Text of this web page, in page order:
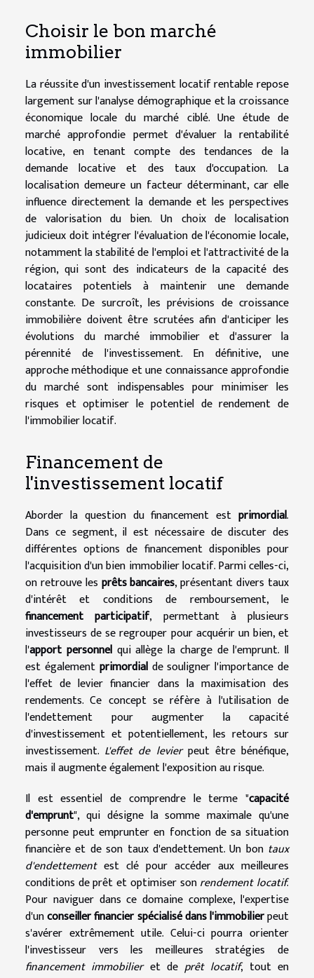
Choisir le bon marché
immobilier
La réussite d'un investissement locatif rentable repose
largement sur l'analyse démographique et la croissance
économique locale du marché ciblé. Une étude de
marché approfondie permet d'évaluer la rentabilité
locative, en tenant compte des tendances de la
demande locative et des taux d'occupation. La
localisation demeure un facteur déterminant, car elle
influence directement la demande et les perspectives
de valorisation du bien. Un choix de localisation
judicieux doit intégrer l'évaluation de l'économie locale,
notamment la stabilité de l'emploi et l'attractivité de la
région, qui sont des indicateurs de la capacité des
locataires potentiels à maintenir une demande
constante. De surcroît, les prévisions de croissance
immobilière doivent être scrutées afin d'anticiper les
évolutions du marché immobilier et d'assurer la
pérennité de l'investissement. En définitive, une
approche méthodique et une connaissance approfondie
du marché sont indispensables pour minimiser les
risques et optimiser le potentiel de rendement de
l'immobilier locatif.
Financement de
l'investissement locatif
Aborder la question du financement est primordial.
Dans ce segment, il est nécessaire de discuter des
différentes options de financement disponibles pour
l'acquisition d'un bien immobilier locatif. Parmi celles-ci,
on retrouve les prêts bancaires, présentant divers taux
d'intérêt et conditions de remboursement, le
financement participatif, permettant à plusieurs
investisseurs de se regrouper pour acquérir un bien, et
l'apport personnelqui allège la charge de l'emprunt. Il
est également primordialde souligner l'importance de
l'effet de levier financier dans la maximisation des
rendements. Ce concept se réfère à l'utilisation de
l'endettement pour augmenter la capacité
d'investissement et potentiellement, les retours sur
investissement. L'effet de levierpeut être bénéfique,
mais il augmente également l'exposition au risque.
Il est essentiel de comprendre le terme "capacité
d'emprunt", qui désigne la somme maximale qu'une
personne peut emprunter en fonction de sa situation
financière et de son taux d'endettement. Un bon taux
d'endettementest clé pour accéder aux meilleures
conditions de prêt et optimiser sonrendement locatif.
Pour naviguer dans ce domaine complexe, l'expertise
d'unconseiller financier spécialisé dans l'immobilierpeut
s'avérer extrêmement utile. Celui-ci pourra orienter
l'investisseur vers les meilleures stratégies de
financement immobilieret deprêt locatif, tout en